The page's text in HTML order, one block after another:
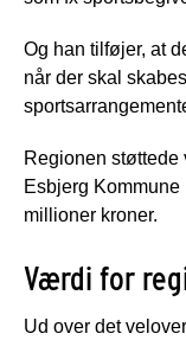
Og han tilføjer, at
når der skal
Regionen støttede
Esbjerg
millioner kroner.
Værdi for
Ud over det